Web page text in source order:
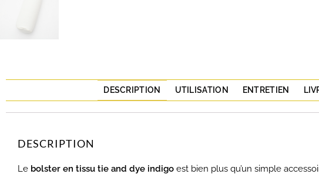
DESCRIPTION UTILISATION ENTRETIEN
DESCRIPTION
Le bolster en tissu tie and dye indigo est bien plus qu’un simple